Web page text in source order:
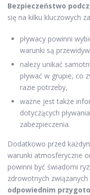
Bezpieczeństwo
się na kilku kluczowych
pływacy powinni
warunki są
należy unikać
pływać w grupie, co
razie potrzeby,
ważne jest także
dotyczących
zabezpieczenia.
Dodatkowo przed
warunki atmosferyczne
powinni być świadomi
zdrowotnych
odpowiednim